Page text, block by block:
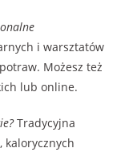
i warsztatów
Możesz też
lub online.
Tradycyjna
kalorycznych